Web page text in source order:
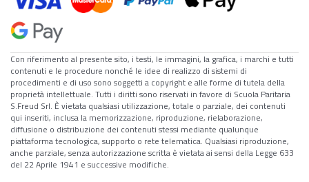
Con riferimento al presente sito, i testi, le immagini, la grafica, i marchi e tutti
contenuti e le procedure nonché le idee di realizzo di sistemi di
procedimenti e di uso sono soggetti a copyright e alle forme di tutela della
proprietà intellettuale. Tutti i diritti sono riservati in favore di Scuola Paritaria
S.Freud Srl. È vietata qualsiasi utilizzazione, totale o parziale, dei contenuti
qui inseriti, inclusa la memorizzazione, riproduzione, rielaborazione,
diffusione o distribuzione dei contenuti stessi mediante qualunque
piattaforma tecnologica, supporto o rete telematica. Qualsiasi riproduzione,
anche parziale, senza autorizzazione scritta è vietata ai sensi della Legge 633
del 22 Aprile 1941 e successive modifiche.